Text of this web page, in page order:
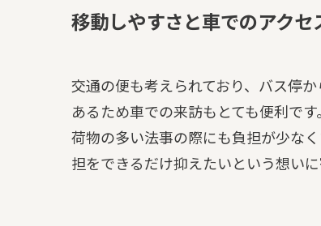
移動しやすさと車でのアク
交通の便も考えられており、バス停
あるため車での来訪もとても便利で
荷物の多い法事の際にも負担が少な
担をできるだけ抑えたいという想いに